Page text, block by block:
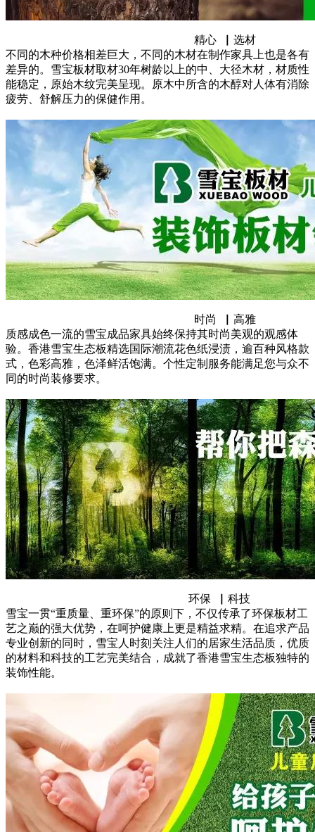
精心 ▏选材
不同的木种价格相差巨大，不同的木材在制作家具上也是各有
差异的。雪宝板材取材30年树龄以上的中、大径木材，材质性
能稳定，原始木纹完美呈现。原木中所含的木醇对人体有消除
疲劳、舒解压力的保健作用。
时尚 ▏高雅
质感成色一流的雪宝成品家具始终保持其时尚美观的观感体
验。香港雪宝生态板精选国际潮流花色纸浸渍，逾百种风格款
式，色彩高雅，色泽鲜活饱满。个性定制服务能满足您与众不
同的时尚装修要求。
环保 ▏科技
雪宝一贯“重质量、重环保”的原则下，不仅传承了环保板材工
艺之巅的强大优势，在呵护健康上更是精益求精。在追求产品
专业创新的同时，雪宝人时刻关注人们的居家生活品质，优质
的材料和科技的工艺完美结合，成就了香港雪宝生态板独特的
装饰性能。